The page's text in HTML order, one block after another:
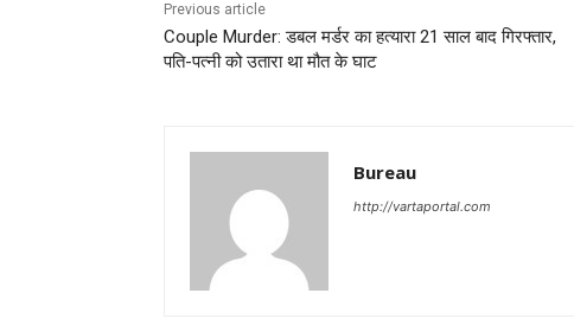
Previous article
Couple Murder: डबल मर्डर का हत्यारा 21 साल बाद गिरफ्तार,
पति-पत्नी को उतारा था मौत के घाट
Bureau
http://vartaportal.com